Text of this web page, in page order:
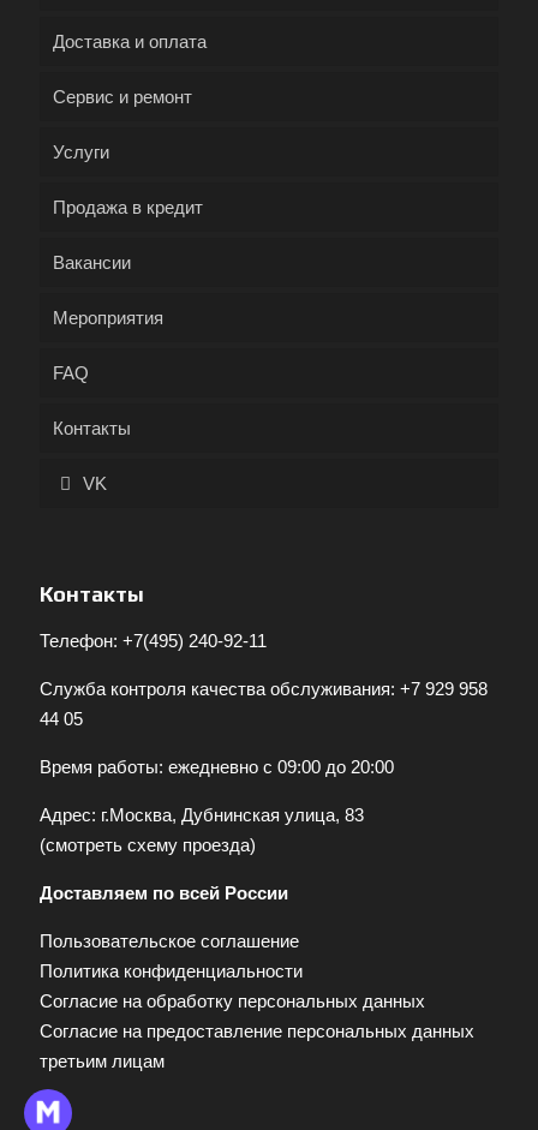
Доставка и оплата
Сервис и ремонт
Услуги
Продажа в кредит
Вакансии
Мероприятия
FAQ
Контакты
VK
Контакты
Телефон: +7(495) 240-92-11
Служба контроля качества обслуживания: +7 929 958
44 05
Время работы: ежедневно с 09:00 до 20:00
Адрес: г.Москва, Дубнинская улица, 83
(смотреть схему проезда)
Доставляем по всей России
Пользовательское соглашение
Политика конфиденциальности
Согласие на обработку персональных данных
Согласие на предоставление персональных данных
третьим лицам